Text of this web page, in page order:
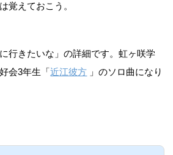
覚えておこう。
行きたいな」の詳細です。虹ヶ咲学
会3年生「近江彼方 」のソロ曲になり